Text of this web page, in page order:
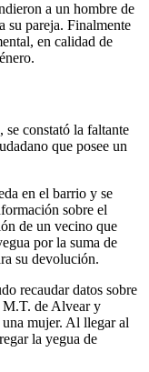
a un hombre de
su pareja. Finalmente
en calidad de
constató la faltante
que posee un
en el barrio y se
sobre el
de un vecino que
por la suma de
su devolución.
recaudar datos sobre
M.T. de Alvear y
mujer. Al llegar al
la yegua de